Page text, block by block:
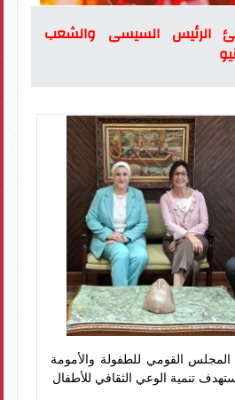
الرئيس السيسى والشعب
المجلس القومي للطفولة والأمومة
تنمية الوعي الثقافي للأطفال